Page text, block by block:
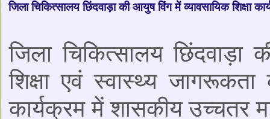
जिला चिकित्सालय छिंदवाड़ा की आयुष विंग में व्यावसायिक शिक्षा
जिला चिकित्सालय छिंदवाड़ा
शिक्षा एवं स्वास्थ्य
कार्यक्रम में शासकीय उच्चतर